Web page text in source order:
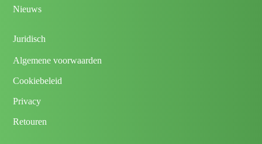
Nieuws
Juridisch
Algemene voorwaarden
Cookiebeleid
Privacy
Retouren